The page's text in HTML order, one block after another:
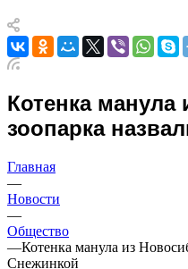
Котенка манула
зоопарка
Главная
—
Новости
—
Общество
—Котенка манула из
Снежинкой